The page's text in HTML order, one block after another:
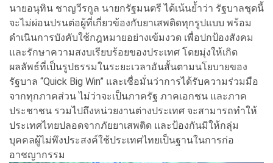
นายอนุทิน ชาญวีรกูล นายกรัฐมนตรี ได้เน้นย้ำว่า รัฐบาลชุดนี้
จะไม่ผ่อนปรนต่อผู้ที่เกี่ยวข้องกับยาเสพติดทุกรูปแบบ พร้อม
ดำเนินการบังคับใช้กฎหมายอย่างเข้มงวด เพื่อปกป้องสังคม
และรักษาความสงบเรียบร้อยของประเทศ โดยมุ่งให้เกิด
ผลลัพธ์ที่เป็นรูปธรรมในระยะเวลาอันสั้นตามนโยบายของ
รัฐบาล “Quick Big Win” และเชื่อมั่นว่าการได้รับความร่วมมือ
จากทุกภาคส่วน ไม่ว่าจะเป็นภาครัฐ ภาคเอกชน และภาค
ประชาชน รวมไปถึงหน่วยงานต่างประเทศ จะสามารถทำให้
ประเทศไทยปลอดจากภัยยาเสพติด และป้องกันมิให้กลุ่ม
บุคคลผู้ไม่พึงประสงค์ใช้ประเทศไทยเป็นฐานในการก่อ
อาชญากรรม